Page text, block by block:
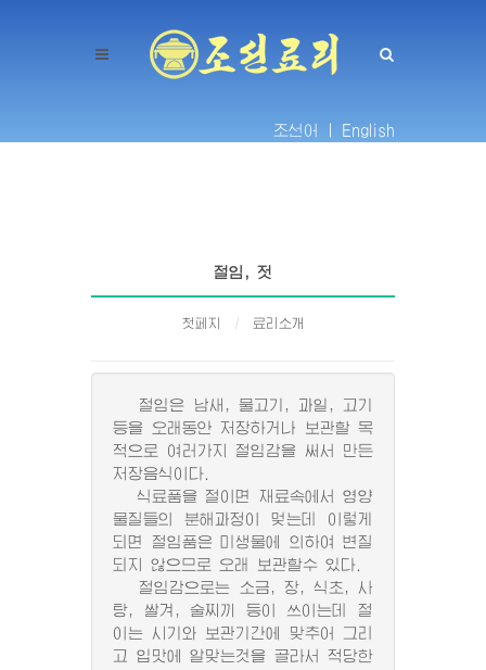
조선어 | English
절임, 젓
첫페지 료리소개
절임은 남새, 물고기, 과일, 고기
등을 오래동안 저장하거나 보관할 목
적으로 여러가지 절임감을 써서 만든
저장음식이다.
식료품을 절이면 재료속에서 영양
물질들의 분해과정이 멎는데 이렇게
되면 절임품은 미생물에 의하여 변질
되지 않으므로 오래 보관할수 있다.
절임감으로는 소금, 장, 식초, 사
탕, 쌀겨, 술찌끼 등이 쓰이는데 절
이는 시기와 보관기간에 맞추어 그리
고 입맛에 알맞는것을 골라서 적당한